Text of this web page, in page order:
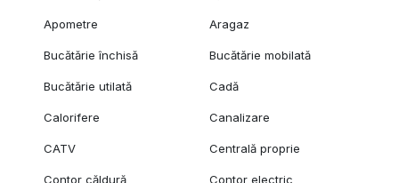
Apometre Aragaz
Bucătărie închisă Bucătărie mobilată
Bucătărie utilată Cadă
Calorifere Canalizare
CATV Centrală proprie
Contor căldură Contor electric